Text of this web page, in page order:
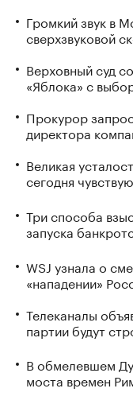
Громкий звук в
сверхзвуковой
Верховный суд
«Яблока» с
Прокурор
директора
Великая
сегодня
Три способа
запуска
WSJ узнала о
«нападении»
Телеканалы
партии будут
В обмелевшем
моста времен